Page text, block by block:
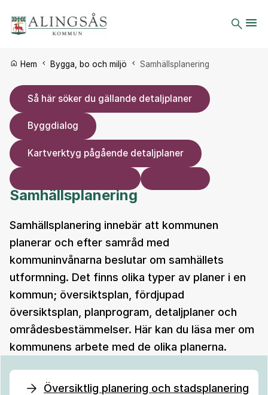
Du är här:
Hem Bygga, bo och miljö Samhällsplanering
Så här söker du gällande detaljplaner
Byggdialog
Kartverktyg pågående detaljplaner
Samhällsplanering
Samhällsplanering innebär att kommunen
planerar och efter samråd med
kommuninvånarna beslutar om samhällets
utformning. Det finns olika typer av planer i en
kommun; översiktsplan, fördjupad
översiktsplan, planprogram, detaljplaner och
områdesbestämmelser. Här kan du läsa mer om
kommunens arbete med de olika planerna.
Översiktlig planering och stadsplanering